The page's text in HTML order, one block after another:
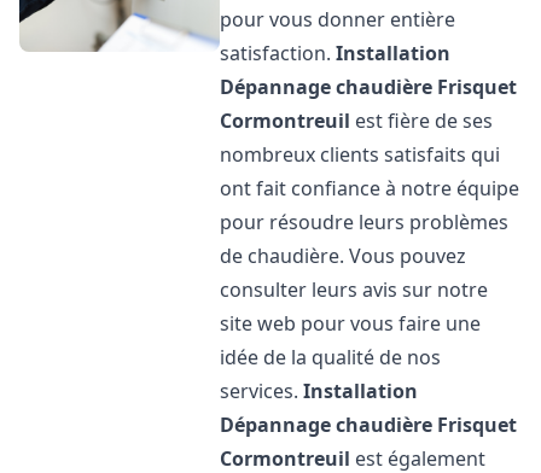
pour vous donner entière
satisfaction.Installation
Dépannage chaudière Frisquet
Cormontreuil est fière de ses
nombreux clients satisfaits qui
ont fait confiance à notre équipe
pour résoudre leurs problèmes
de chaudière. Vous pouvez
consulter leurs avis sur notre
site web pour vous faire une
idée de la qualité de nos
services.Installation
Dépannage chaudière Frisquet
Cormontreuil est également